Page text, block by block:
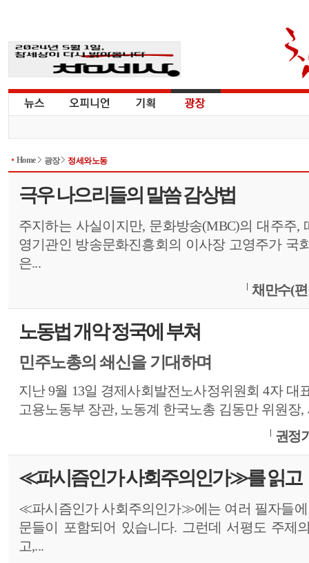
Home 광장 정세와노동
극우 나으리들의 말씀 감상법
주지하는 사실이지만, 문화방송(MBC)의 대주주,
영기관인 방송문화진흥회의 이사장 고영주가 국
은...
채만수(
노동법 개악 정국에 부쳐
민주노총의 쇄신을 기대하며
지난 9월 13일 경제사회발전노사정위원회 4자 대
고용노동부 장관, 노동계 한국노총 김동만 위원장,
권정
≪파시즘인가 사회주의인가≫를 읽고
≪파시즘인가 사회주의인가≫에는 여러 필자들
문들이 포함되어 있습니다. 그런데 서평도 주제
고,...